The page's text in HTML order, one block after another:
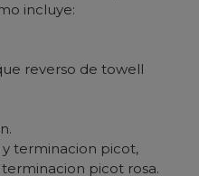
incluye:
reverso de towell
terminacion picot,
picot rosa.